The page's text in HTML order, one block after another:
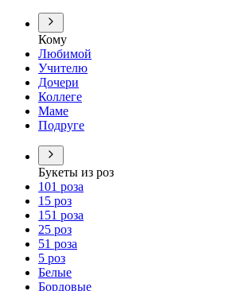
Кому
Любимой
Учителю
Дочери
Коллеге
Маме
Подруге
Букеты из роз
101 роза
15 роз
151 роза
25 роз
51 роза
5 роз
Белые
Бордовые